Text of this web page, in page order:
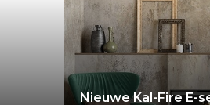
Nieuwe Kal-Fire E-